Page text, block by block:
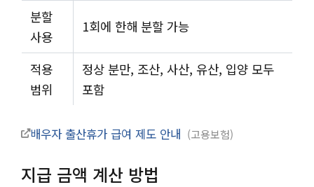
분할
사용
1회에 한해 분할 가능
적용
범위
정상 분만, 조산, 사산, 유산, 입양 모두
포함
배우자 출산휴가 급여 제도 안내 고용보험
지급 금액 계산 방법